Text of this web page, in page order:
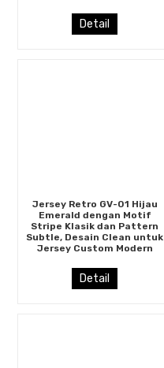
Detail
Jersey Retro GV-01 Hijau
Emerald dengan Motif
Stripe Klasik dan Pattern
Subtle, Desain Clean untuk
Jersey Custom Modern
Detail